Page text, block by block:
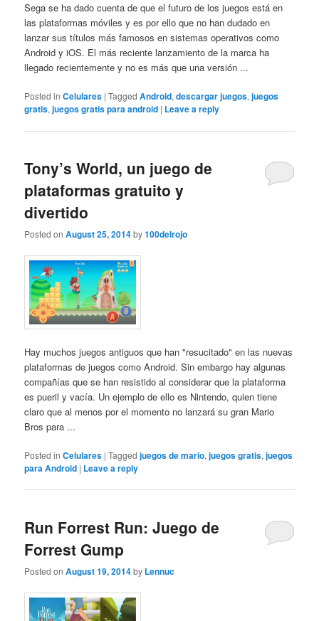
Sega se ha dado cuenta de que el futuro de los juegos está en
las plataformas móviles y es por ello que no han dudado en
lanzar sus títulos más famosos en sistemas operativos como
Android y iOS. El más reciente lanzamiento de la marca ha
llegado recientemente y no es más que una versión ...
Posted in Celulares |Tagged Android,descargar juegos,juegos
gratis,juegos gratis para android | Leave a reply
Tony’s World, un juego de
plataformas gratuito y
divertido
Posted onAugust 25, 2014by100delrojo
Hay muchos juegos antiguos que han "resucitado" en las nuevas
plataformas de juegos como Android. Sin embargo hay algunas
compañías que se han resistido al considerar que la plataforma
es pueril y vacía. Un ejemplo de ello es Nintendo, quien tiene
claro que al menos por el momento no lanzará su gran Mario
Bros para ...
Posted in Celulares |Tagged juegos de mario,juegos gratis,juegos
para Android | Leave a reply
Run Forrest Run: Juego de
Forrest Gump
Posted onAugust 19, 2014by Lennuc